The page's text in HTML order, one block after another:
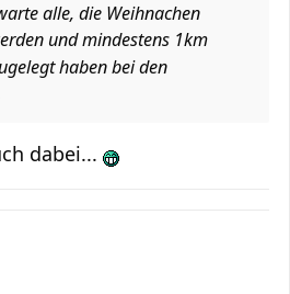
alle, die Weihnachen
und mindestens 1km
haben bei den
dabei...